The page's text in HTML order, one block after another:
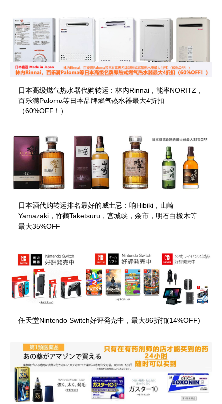
日本高级燃气热水器代购转运：林内Rinnai，能率NORITZ，
百乐满Paloma等日本品牌燃气热水器最大4折扣
（60%OFF！）
日本酒代购转运排名最好的威士忌：响Hibiki，山崎
Yamazaki，竹鹤Taketsuru，宫城峡，余市，明石白橡木等
最大35%OFF
任天堂Nintendo Switch好评発売中，最大86折扣(14%OFF)